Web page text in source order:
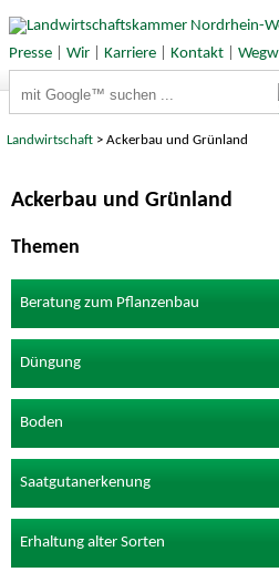
Presse| Wir| Karriere| Kontakt|
Landwirtschaft > Ackerbau und Grünland
Ackerbau und Grünland
Themen
Beratung zum Pflanzenbau
Düngung
Boden
Saatgutanerkenung
Erhaltung alter Sorten